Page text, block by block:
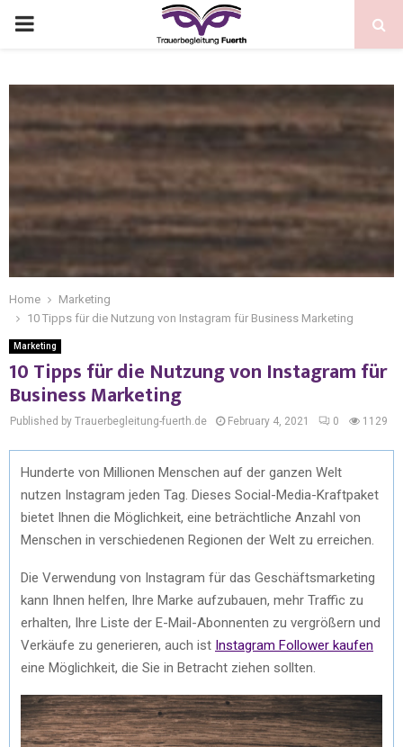
Home
Marketing
10 Tipps für die Nutzung von Instagram für Business Marketing
Marketing
10 Tipps für die Nutzung von Instagram für
Business Marketing
Published by Trauerbegleitung-fuerth.de February 4, 2021 0 1129
Hunderte von Millionen Menschen auf der ganzen Welt
nutzen Instagram jeden Tag. Dieses Social-Media-Kraftpaket
bietet Ihnen die Möglichkeit, eine beträchtliche Anzahl von
Menschen in verschiedenen Regionen der Welt zu erreichen.
Die Verwendung von Instagram für das Geschäftsmarketing
kann Ihnen helfen, Ihre Marke aufzubauen, mehr Traffic zu
erhalten, Ihre Liste der E-Mail-Abonnenten zu vergrößern und
Verkäufe zu generieren, auch ist Instagram Follower kaufen
eine Möglichkeit, die Sie in Betracht ziehen sollten.